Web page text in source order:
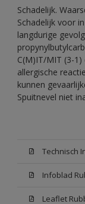
Schadelijk.
Schadelijk voor
langdurige
C(M)IT/MIT (3-
allergische
kunnen
Spuitnevel niet
Infoblad
Leaflet